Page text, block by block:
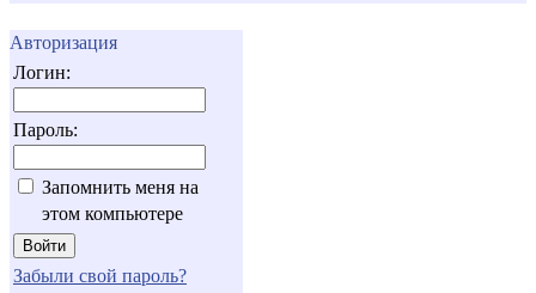
Авторизация
Логин:
Пароль:
Запомнить меня на
этом компьютере
Забыли свой пароль?